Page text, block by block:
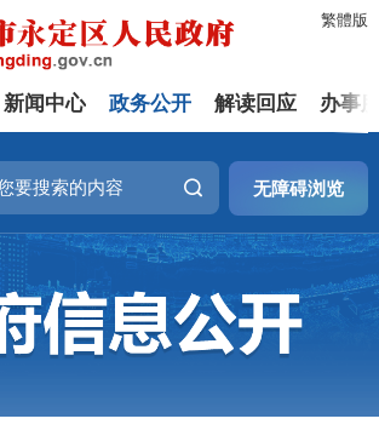
繁體版
新闻中心 政务公开 解读回应 办事
无障碍浏览